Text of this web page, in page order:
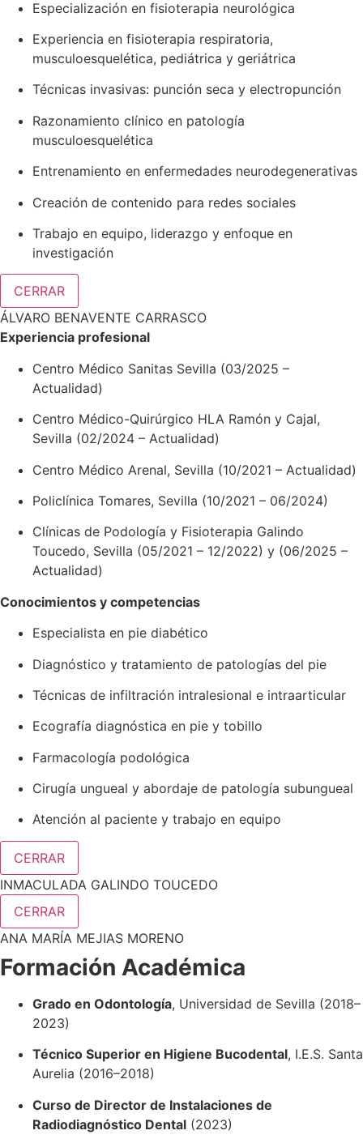
Especialización en fisioterapia neurológica
Experiencia en fisioterapia respiratoria,
musculoesquelética, pediátrica y geriátrica
Técnicas invasivas: punción seca y electropunción
Razonamiento clínico en patología
musculoesquelética
Entrenamiento en enfermedades neurodegenerativas
Creación de contenido para redes sociales
Trabajo en equipo, liderazgo y enfoque en
investigación
CERRAR
ÁLVARO BENAVENTE CARRASCO
Experiencia profesional
Centro Médico Sanitas Sevilla (03/2025 –
Actualidad)
Centro Médico-Quirúrgico HLA Ramón y Cajal,
Sevilla (02/2024 – Actualidad)
Centro Médico Arenal, Sevilla (10/2021 – Actualidad)
Policlínica Tomares, Sevilla (10/2021 – 06/2024)
Clínicas de Podología y Fisioterapia Galindo
Toucedo, Sevilla (05/2021 – 12/2022) y (06/2025 –
Actualidad)
Conocimientos y competencias
Especialista en pie diabético
Diagnóstico y tratamiento de patologías del pie
Técnicas de infiltración intralesional e intraarticular
Ecografía diagnóstica en pie y tobillo
Farmacología podológica
Cirugía ungueal y abordaje de patología subungueal
Atención al paciente y trabajo en equipo
CERRAR
INMACULADA GALINDO TOUCEDO
CERRAR
ANA MARÍA MEJIAS MORENO
Formación Académica
Grado en Odontología, Universidad de Sevilla (2018–
2023)
Técnico Superior en Higiene Bucodental, I.E.S. Santa
Aurelia (2016–2018)
Curso de Director de Instalaciones de
Radiodiagnóstico Dental (2023)